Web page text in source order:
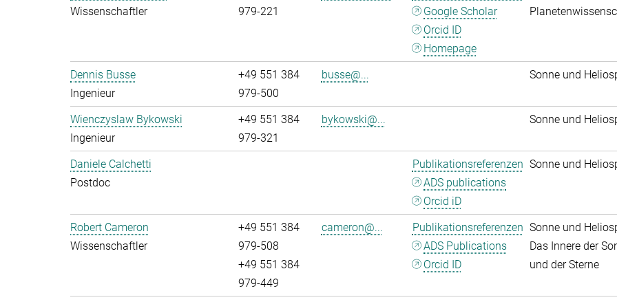
Wissenschaftler
979-221
Google Scholar
Orcid ID
Homepage
Dennis Busse
Ingenieur
+49 551 384
979-500
busse@... Sonne und
Wienczyslaw Bykowski
Ingenieur
+49 551 384
979-321
bykowski@... Sonne und
Daniele Calchetti
Postdoc
Publikationsreferenzen
ADS publications
Orcid iD
Sonne und
Robert Cameron
Wissenschaftler
+49 551 384
979-508
+49 551 384
979-449
cameron@...
Publikationsreferenzen
ADS Publications
Orcid ID
Sonne und
Das Innere der
und der Sterne